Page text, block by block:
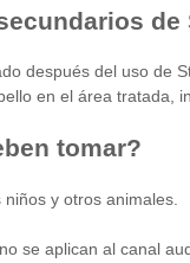
después del uso de
en el área tratada,
tomar?
y otros animales.
se aplican al canal